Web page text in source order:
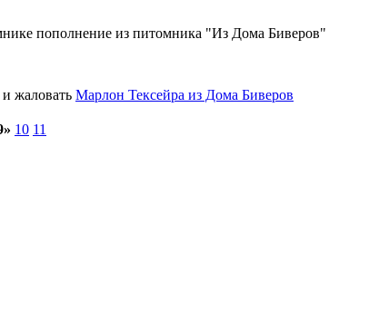
пополнение из питомника "Из Дома Биверов"
жаловать Марлон Тексейра из Дома Биверов
10 11